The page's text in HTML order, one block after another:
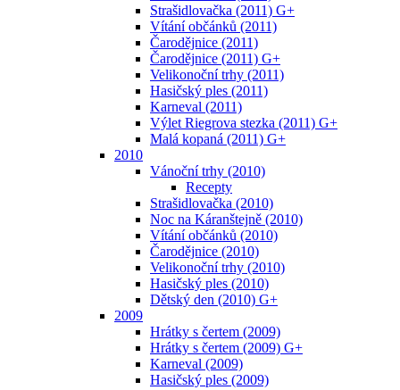
Strašidlovačka (2011) G+
Vítání občánků (2011)
Čarodějnice (2011)
Čarodějnice (2011) G+
Velikonoční trhy (2011)
Hasičský ples (2011)
Karneval (2011)
Výlet Riegrova stezka (2011) G+
Malá kopaná (2011) G+
2010
Vánoční trhy (2010)
Recepty
Strašidlovačka (2010)
Noc na Káranštejně (2010)
Vítání občánků (2010)
Čarodějnice (2010)
Velikonoční trhy (2010)
Hasičský ples (2010)
Dětský den (2010) G+
2009
Hrátky s čertem (2009)
Hrátky s čertem (2009) G+
Karneval (2009)
Hasičský ples (2009)